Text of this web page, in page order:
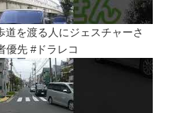
道を渡る人にジェスチャーさ
優先 #ドラレコ